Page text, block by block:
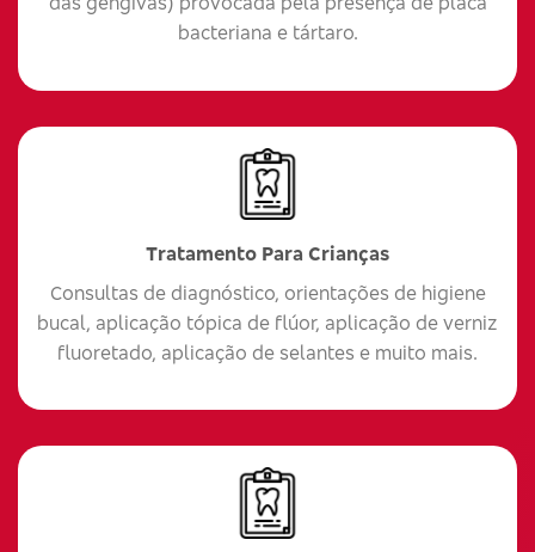
bacteriana e tártaro.
Tratamento Para Crianças
Consultas de diagnóstico, orientações de higiene
bucal, aplicação tópica de flúor, aplicação de verniz
fluoretado, aplicação de selantes e muito mais.